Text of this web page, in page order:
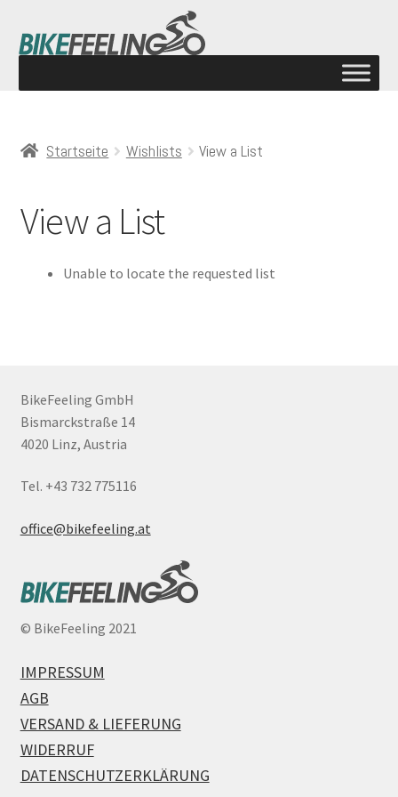
Startseite Wishlists View a List
View a List
Unable to locate the requested list
BikeFeeling GmbH
Bismarckstraße 14
4020 Linz, Austria
Tel. +43 732 775116
office@bikefeeling.at
© BikeFeeling 2021
IMPRESSUM
AGB
VERSAND & LIEFERUNG
WIDERRUF
DATENSCHUTZERKLÄRUNG